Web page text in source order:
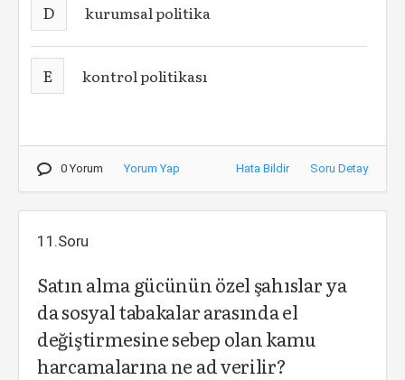
D kurumsal politika
E kontrol politikası
0 Yorum Yorum Yap Hata Bildir Soru Detay
11.Soru
Satın alma gücünün özel şahıslar ya
da sosyal tabakalar arasında el
değiştirmesine sebep olan kamu
harcamalarına ne ad verilir?